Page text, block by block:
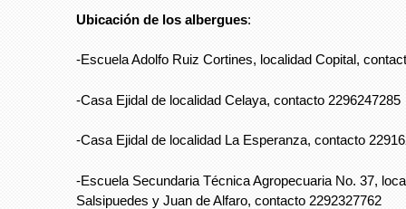
Ubicación de los albergues:
-Escuela Adolfo Ruiz Cortines, localidad Copital,
-Casa Ejidal de localidad Celaya, contacto 2296247285
-Casa Ejidal de localidad La Esperanza, contacto
-Escuela Secundaria Técnica Agropecuaria No. 37,
Salsipuedes y Juan de Alfaro, contacto 2292327762